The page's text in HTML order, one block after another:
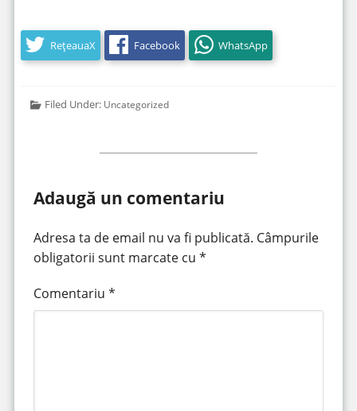
RețeauaX Facebook WhatsApp
Filed Under: Uncategorized
Adaugă un comentariu
Adresa ta de email nu va fi publicată. Câmpurile
obligatorii sunt marcate cu *
Comentariu *